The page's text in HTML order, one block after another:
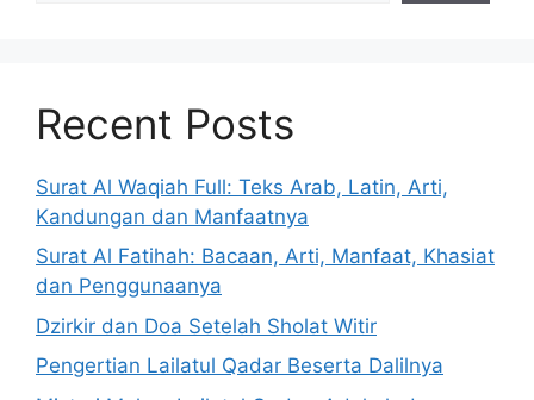
Recent Posts
Surat Al Waqiah Full: Teks Arab, Latin, Arti,
Kandungan dan Manfaatnya
Surat Al Fatihah: Bacaan, Arti, Manfaat, Khasiat
dan Penggunaanya
Dzirkir dan Doa Setelah Sholat Witir
Pengertian Lailatul Qadar Beserta Dalilnya